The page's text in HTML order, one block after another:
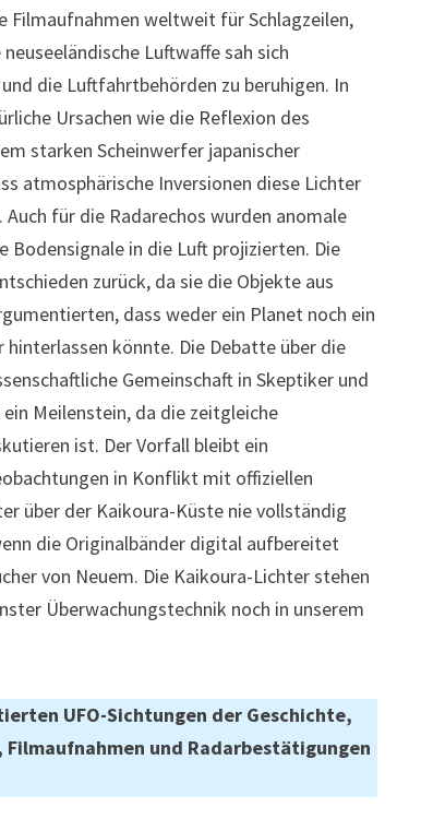
Filmaufnahmen weltweit für Schlagzeilen,
Luftwaffe sah sich
die Luftfahrtbehörden zu beruhigen. In
Ursachen wie die Reflexion des
starken Scheinwerfer japanischer
atmosphärische Inversionen diese Lichter
für die Radarechos wurden anomale
in die Luft projizierten. Die
zurück, da sie die Objekte aus
dass weder ein Planet noch ein
könnte. Die Debatte über die
Gemeinschaft in Skeptiker und
Meilenstein, da die zeitgleiche
ist. Der Vorfall bleibt ein
in Konflikt mit offiziellen
über der Kaikoura-Küste nie vollständig
die Originalbänder digital aufbereitet
von Neuem. Die Kaikoura-Lichter stehen
Überwachungstechnik noch in unserem
UFO-Sichtungen der Geschichte,
und Radarbestätigungen